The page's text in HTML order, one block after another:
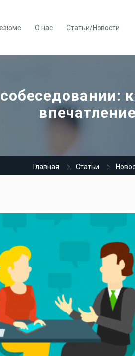
О нас Статьи/Новости
впечатление
Главная Статьи